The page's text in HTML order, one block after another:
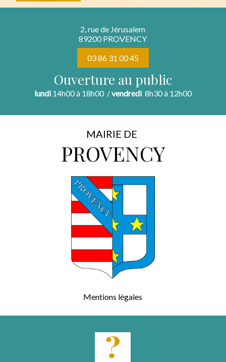
2, rue de Jérusalem
89200 PROVENCY
03 86 31 00 45
Ouverture au public
lundi14h00 à 18h00 /vendredi8h30 à 12h00
MAIRIE DE
PROVENCY
Mentions légales